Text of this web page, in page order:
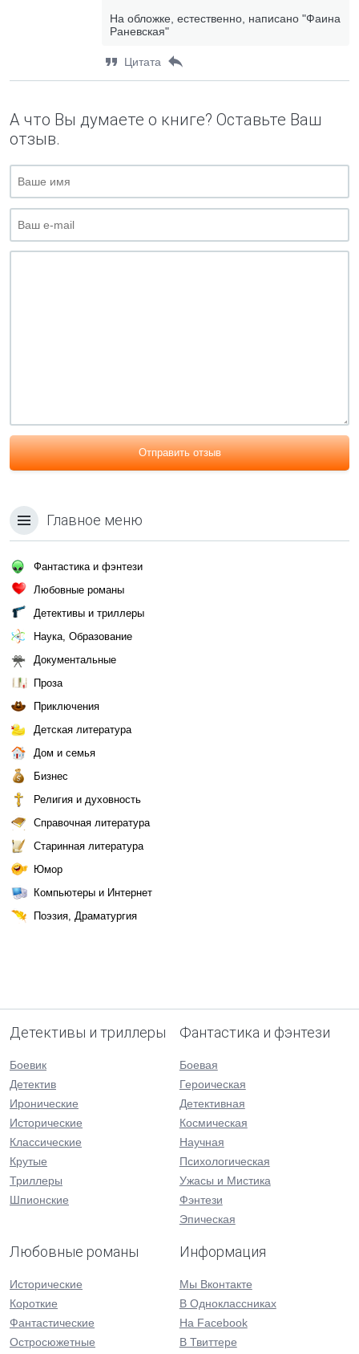
На обложке, естественно, написано "Фаина
Раневская"
Цитата
А что Вы думаете о книге? Оставьте Ваш
отзыв.
Отправить отзыв
Главное меню
Фантастика и фэнтези
Любовные романы
Детективы и триллеры
Наука, Образование
Документальные
Проза
Приключения
Детская литература
Дом и семья
Бизнес
Религия и духовность
Справочная литература
Старинная литература
Юмор
Компьютеры и Интернет
Поэзия, Драматургия
Детективы и триллеры
Боевик
Детектив
Иронические
Исторические
Классические
Крутые
Триллеры
Шпионские
Фантастика и фэнтези
Боевая
Героическая
Детективная
Космическая
Научная
Психологическая
Ужасы и Мистика
Фэнтези
Эпическая
Любовные романы
Исторические
Короткие
Фантастические
Остросюжетные
Информация
Мы Вконтакте
В Одноклассниках
На Facebook
В Твиттере